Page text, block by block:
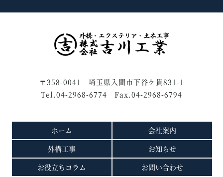
〒358-0041 埼玉県入間市下谷ケ貫831-1
Tel.04-2968-6774 Fax.04-2968-6794
ホーム
外構工事
お役立ちコラム
会社案内
お知らせ
お問い合わせ